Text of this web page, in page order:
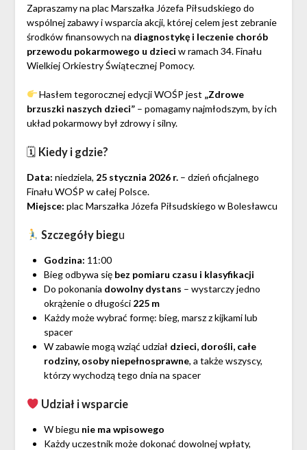
Zapraszamy na plac Marszałka Józefa Piłsudskiego do
wspólnej zabawy i wsparcia akcji, której celem jest zebranie
środków finansowych na diagnostykę i leczenie chorób
przewodu pokarmowego u dzieci w ramach 34. Finału
Wielkiej Orkiestry Świątecznej Pomocy.
Hasłem tegorocznej edycji WOŚP jest „Zdrowe
brzuszki naszych dzieci”– pomagamy najmłodszym, by ich
układ pokarmowy był zdrowy i silny.
🗓 Kiedy i gdzie?
Data: niedziela, 25 stycznia 2026 r.– dzień oficjalnego
Finału WOŚP w całej Polsce.
Miejsce: plac Marszałka Józefa Piłsudskiego w Bolesławcu
Szczegóły biegu
Godzina: 11:00
Bieg odbywa się bez pomiaru czasu i klasyfikacji
Do pokonania dowolny dystans – wystarczy jedno
okrążenie o długości 225 m
Każdy może wybrać formę: bieg, marsz z kijkami lub
spacer
W zabawie mogą wziąć udział dzieci, dorośli, całe
rodziny, osoby niepełnosprawne, a także wszyscy,
którzy wychodzą tego dnia na spacer
Udział i wsparcie
W biegu nie ma wpisowego
Każdy uczestnik może dokonać dowolnej wpłaty,